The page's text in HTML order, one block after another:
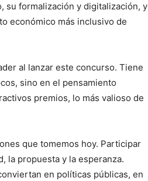
su formalización y digitalización, y
económico más inclusivo de
al lanzar este concurso. Tiene
sino en el pensamiento
premios, lo más valioso de
que tomemos hoy. Participar
la propuesta y la esperanza.
en políticas públicas, en